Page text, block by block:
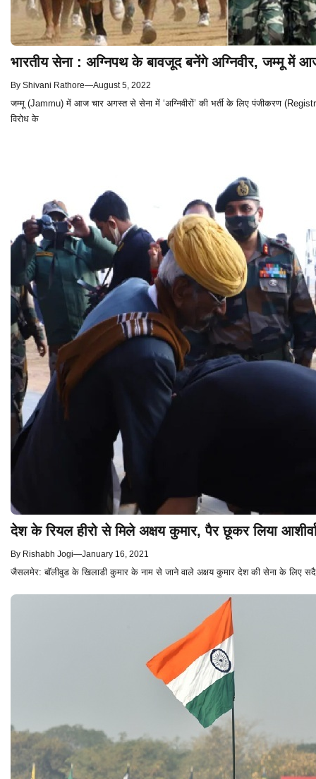
भारतीय सेना : अग्निपथ के बावजूद बनेंगे अग्निवीर, जम्मू में
By Shivani Rathore—August 5, 2022
जम्मू (Jammu) में आज चार अगस्त से सेना में ‘अग्निवीरों’ की भर्ती के लिए पंजीकरण
विरोध के
देश के रियल हीरो से मिले अक्षय कुमार, पैर छूकर लिया
By Rishabh Jogi—January 16, 2021
जैसलमेर: बॉलीवुड के खिलाडी कुमार के नाम से जाने वाले अक्षय कुमार देश की सेना के लिए